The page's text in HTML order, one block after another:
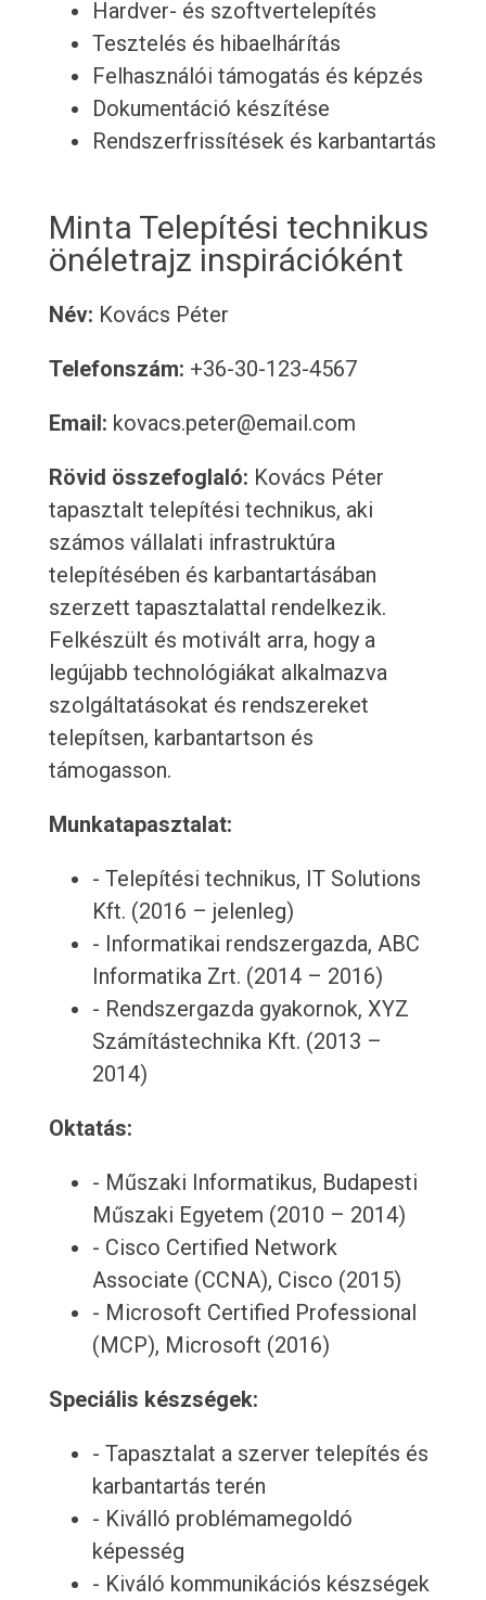
Hardver- és szoftvertelepítés
Tesztelés és hibaelhárítás
Felhasználói támogatás és képzés
Dokumentáció készítése
Rendszerfrissítések és karbantartás
Minta Telepítési technikus
önéletrajz inspirációként
Név: Kovács Péter
Telefonszám: +36-30-123-4567
Email: kovacs.peter@email.com
Rövid összefoglaló: Kovács Péter
tapasztalt telepítési technikus, aki
számos vállalati infrastruktúra
telepítésében és karbantartásában
szerzett tapasztalattal rendelkezik.
Felkészült és motivált arra, hogy a
legújabb technológiákat alkalmazva
szolgáltatásokat és rendszereket
telepítsen, karbantartson és
támogasson.
Munkatapasztalat:
- Telepítési technikus, IT Solutions
Kft. (2016 – jelenleg)
- Informatikai rendszergazda, ABC
Informatika Zrt. (2014 – 2016)
- Rendszergazda gyakornok, XYZ
Számítástechnika Kft. (2013 –
2014)
Oktatás:
- Műszaki Informatikus, Budapesti
Műszaki Egyetem (2010 – 2014)
- Cisco Certified Network
Associate (CCNA), Cisco (2015)
- Microsoft Certified Professional
(MCP), Microsoft (2016)
Speciális készségek:
- Tapasztalat a szerver telepítés és
karbantartás terén
- Kiválló problémamegoldó
képesség
- Kiváló kommunikációs készségek